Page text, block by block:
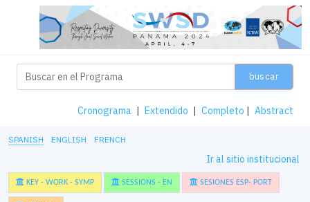
buscar
Cronograma | Extendido | Completo | Abstract
SPANISH ENGLISH FRENCH
Ir al sitio institucional
KEY - WORK - SYMP SESSIONS - EN SESIONES ESP- PORT